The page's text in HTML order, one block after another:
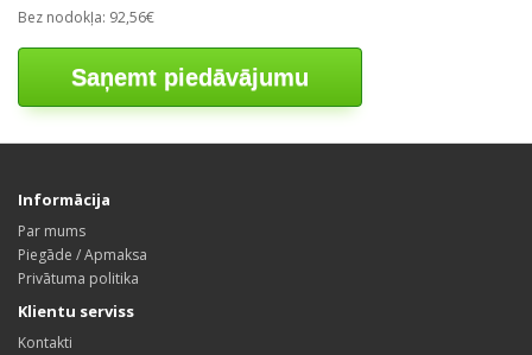
Bez nodokļa: 92,56€
Saņemt piedāvājumu
Informācija
Par mums
Piegāde / Apmaksa
Privātuma politika
Klientu serviss
Kontakti